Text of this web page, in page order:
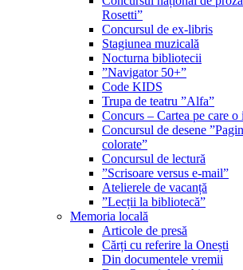
Rosetti”
Concursul de ex-libris
Stagiunea muzicală
Nocturna bibliotecii
”Navigator 50+”
Code KIDS
Trupa de teatru ”Alfa”
Concurs – Cartea pe care o
Concursul de desene
colorate”
Concursul de lectură
”Scrisoare versus e-mail”
Atelierele de vacanță
”Lecții la bibliotecă”
Memoria locală
Articole de presă
Cărți cu referire la Onești
Din documentele vremii